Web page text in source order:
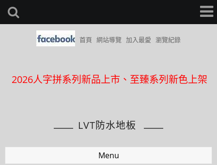
首頁 網站導覽 加入最愛 瀏覽紀錄
2026人字拼系列新品上市、至臻系列新色上架
近期完成案件更新日期8/2
中和員山店開幕~地址為中和員山路545號
LVT防水地板
Menu